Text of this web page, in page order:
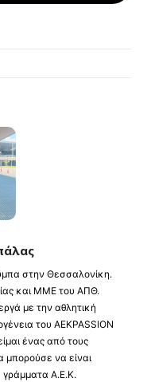
στην Θεσσαλονίκη.
και ΜΜΕ του ΑΠΘ.
με την αθλητική
του AEKPASSION
ένας από τους
μπορούσε να είναι
γράμματα Α.Ε.Κ.